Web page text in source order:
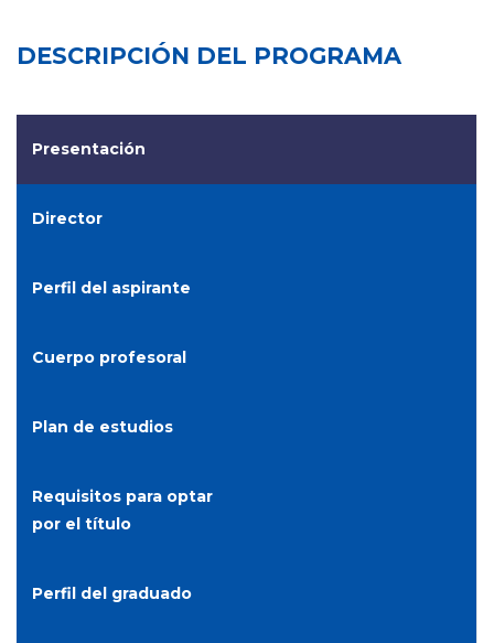
DESCRIPCIÓN DEL PROGRAMA
Presentación
Director
Perfil del aspirante
Cuerpo profesoral
Plan de estudios
Requisitos para optar
por el título
Perfil del graduado